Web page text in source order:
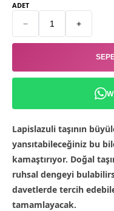
ADET
− +
Lapislazuli taşının
yansıtabileceğiniz bu
kamaştırıyor. Doğal
ruhsal dengeyi
davetlerde tercih
tamamlayacak.